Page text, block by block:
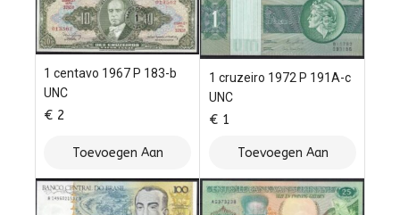
1 centavo 1967 P 183-b
UNC
€ 2
Toevoegen Aan
Winkelwagen
1 cruzeiro 1972 P 191A-c
UNC
€ 1
Toevoegen Aan
Winkelwagen